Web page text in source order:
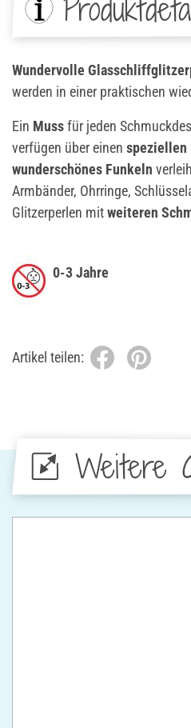
Wundervolle
werden in einer praktischen
Ein Mussfür jeden
verfügen über einen
wunderschönes Funkeln
Armbänder, Ohrringe,
Glitzerperlen mitweiteren
0-3 Jahre
Artikel teilen:
Weitere